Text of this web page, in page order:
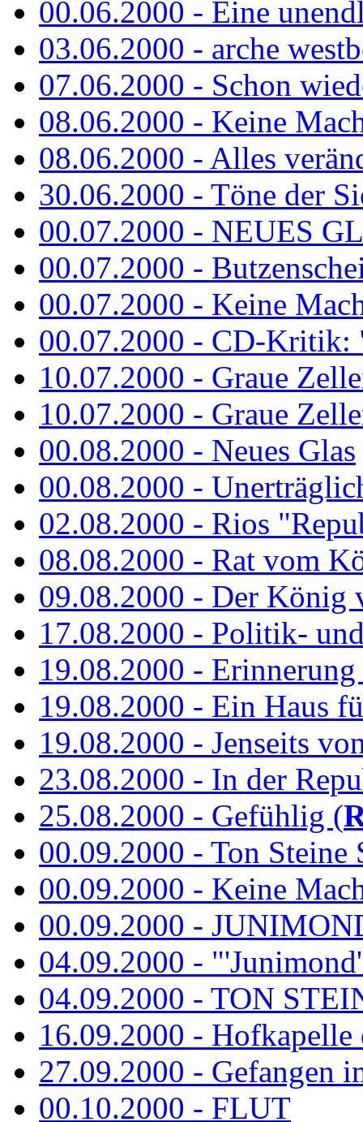
00.06.2000 - Eine
03.06.2000 - arche
07.06.2000 - Schon
08.06.2000 - Keine
08.06.2000 - Alles
30.06.2000 - Töne der
00.07.2000 - NEUES
00.07.2000 -
00.07.2000 - Keine
00.07.2000 - CD-Kritik:
10.07.2000 - Graue
10.07.2000 - Graue
00.08.2000 - Neues Glas
00.08.2000 -
02.08.2000 - Rios
08.08.2000 - Rat vom
09.08.2000 - Der König
17.08.2000 - Politik-
19.08.2000 -
19.08.2000 - Ein Haus
19.08.2000 - Jenseits
23.08.2000 - In der
25.08.2000 - Gefühlig (
00.09.2000 - Ton Steine
00.09.2000 - Keine
00.09.2000 -
04.09.2000 -
04.09.2000 - TON
16.09.2000 - Hofkapelle
27.09.2000 - Gefangen
00.10.2000 - FLUT